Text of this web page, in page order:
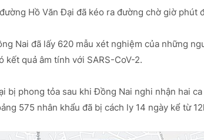
Hồ Văn Đại đã kéo ra đường chờ giờ phút
Nai đã lấy 620 mẫu xét nghiệm của những
kết quả âm tính với SARS-CoV-2.
bị phong tỏa sau khi Đồng Nai nghi nhận hai
575 nhân khẩu đã bị cách ly 14 ngày kể từ